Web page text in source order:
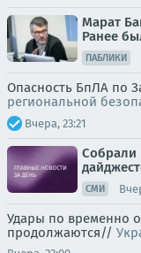
Марат
Ранее
ПАБЛИКИ
Опасность БпЛА по
региональной
Вчера, 23:21
Собрали
СМИ
Удары по временно
продолжаются//